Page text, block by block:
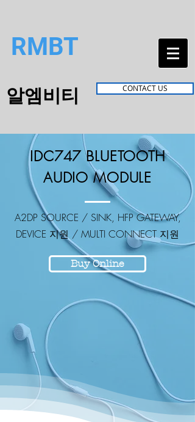
RMBT
알엠비티 CONTACT US
IDC747 BLUETOOTH
AUDIO MODULE
A2DP SOURCE / SINK, HFP GATEWAY,
DEVICE 지원 / MULTI CONNECT 지원
Buy Online